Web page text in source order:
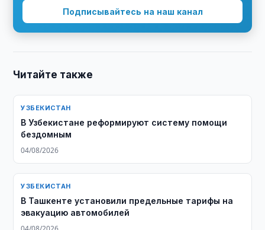
Подписывайтесь на наш канал
Читайте также
УЗБЕКИСТАН
В Узбекистане реформируют систему помощи
бездомным
04/08/2026
УЗБЕКИСТАН
В Ташкенте установили предельные тарифы на
эвакуацию автомобилей